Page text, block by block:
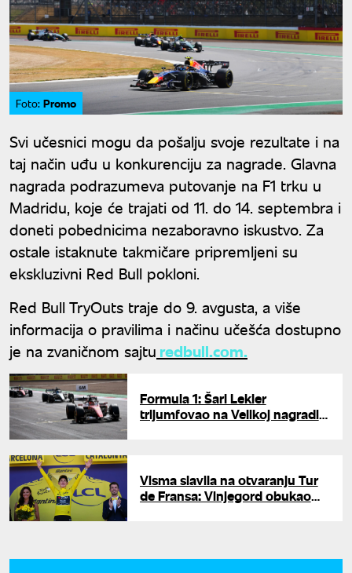
Foto: Promo
Svi učesnici mogu da pošalju svoje rezultate i na
taj način uđu u konkurenciju za nagrade. Glavna
nagrada podrazumeva putovanje na F1 trku u
Madridu, koje će trajati od 11. do 14. septembra i
doneti pobednicima nezaboravno iskustvo. Za
ostale istaknute takmičare pripremljeni su
ekskluzivni Red Bull pokloni.
Red Bull TryOuts traje do 9. avgusta, a više
informacija o pravilima i načinu učešća dostupno
je na zvaničnom sajtu redbull.com.
Formula 1: Šarl Lekler
trijumfovao na Velikoj nagradi
Visma slavila na otvaranju Tur
de Fransa: Vinjegord obukao